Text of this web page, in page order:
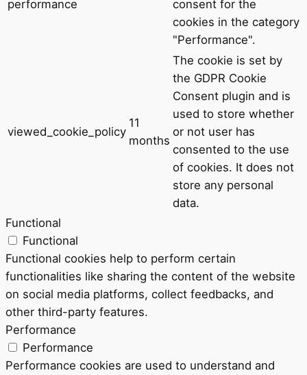
performance
consent for the
cookies in the category
"Performance".
viewed_cookie_policy
11
months
The cookie is set by
the GDPR Cookie
Consent plugin and is
used to store whether
or not user has
consented to the use
of cookies. It does not
store any personal
data.
Functional
Functional
Functional cookies help to perform certain
functionalities like sharing the content of the website
on social media platforms, collect feedbacks, and
other third-party features.
Performance
Performance
Performance cookies are used to understand and